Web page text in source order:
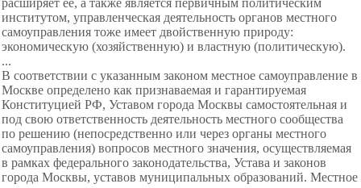
расширяет ее, а также является первичным политическим
институтом, управленческая деятельность органов местного
самоуправления тоже имеет двойственную природу:
экономическую (хозяйственную) и властную (политическую).
...
В соответствии с указанным законом местное самоуправление в
Москве определено как признаваемая и гарантируемая
Конституцией РФ, Уставом города Москвы самостоятельная и
под свою ответственность деятельность местного сообщества
по решению (непосредственно или через органы местного
самоуправления) вопросов местного значения, осуществляемая
в рамках федерального законодательства, Устава и законов
города Москвы, уставов муниципальных образований. Местное